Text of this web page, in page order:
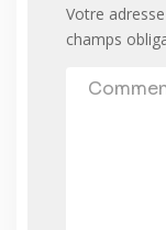
Votre
champs